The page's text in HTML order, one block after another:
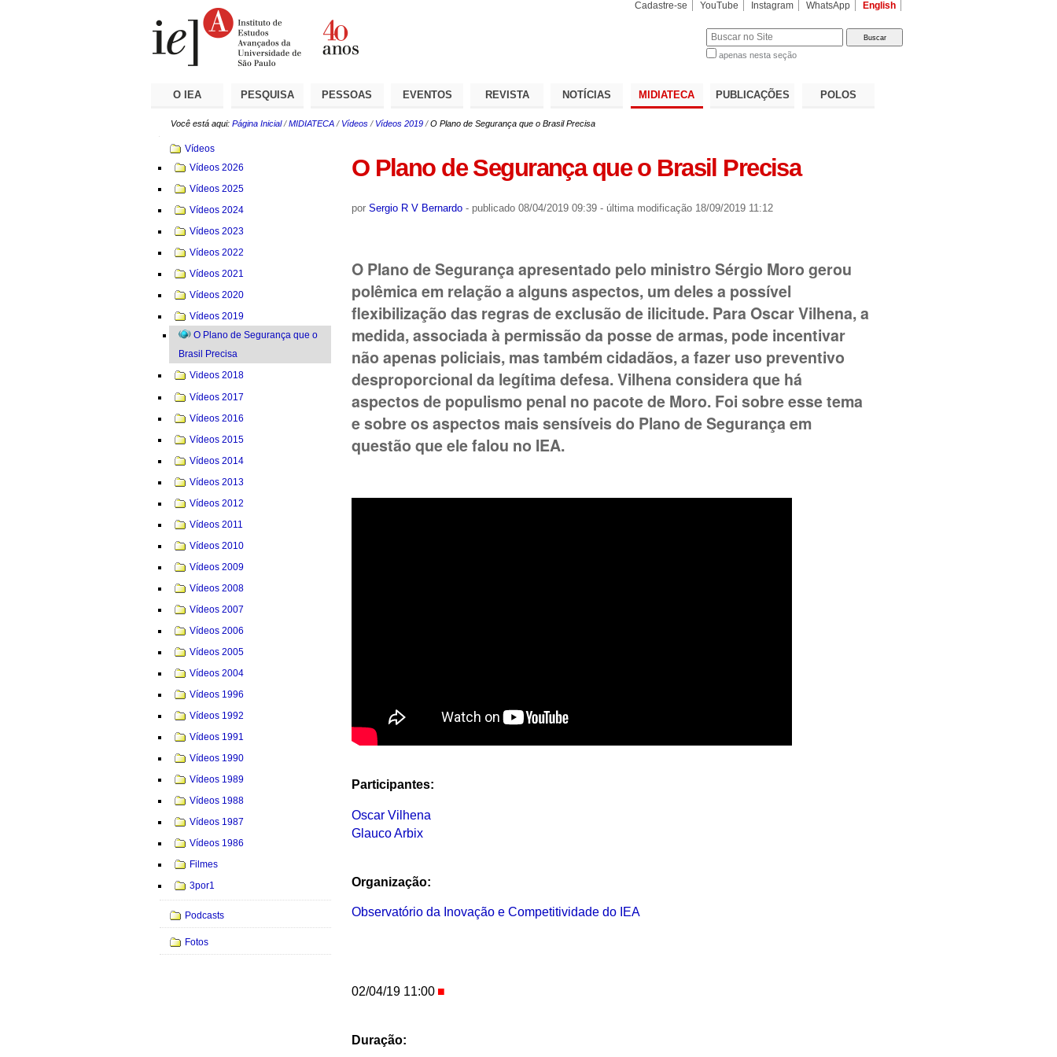
Cadastre-se YouTube Instagram WhatsApp English
apenas nesta seção
O IEA PESQUISA PESSOAS EVENTOS REVISTA NOTÍCIAS MIDIATECA PUBLICAÇÕES POLOS
Você está aqui: Página Inicial /MIDIATECA / Vídeos / Vídeos 2019 /O Plano de Segurança que o Brasil Precisa
O Plano de Segurança que o Brasil Precisa
por Sergio R V Bernardo - publicado08/04/2019 09:39 - última modificação18/09/2019 11:12
O Plano de Segurança apresentado pelo ministro Sérgio Moro gerou
polêmica em relação a alguns aspectos, um deles a possível
flexibilização das regras de exclusão de ilicitude. Para Oscar Vilhena, a
medida, associada à permissão da posse de armas, pode incentivar
não apenas policiais, mas também cidadãos, a fazer uso preventivo
desproporcional da legítima defesa. Vilhena considera que há
aspectos de populismo penal no pacote de Moro. Foi sobre esse tema
e sobre os aspectos mais sensíveis do Plano de Segurança em
questão que ele falou no IEA.
Participantes:
Oscar Vilhena
Glauco Arbix
Organização:
Observatório da Inovação e Competitividade do IEA
02/04/19 11:00
Duração:
Navegação
Vídeos
Vídeos 2026
Vídeos 2025
Vídeos 2024
Vídeos 2023
Vídeos 2022
Vídeos 2021
Vídeos 2020
Vídeos 2019
O Plano de Segurança que o
Brasil Precisa
Videos 2018
Vídeos 2017
Vídeos 2016
Vídeos 2015
Vídeos 2014
Vídeos 2013
Vídeos 2012
Vídeos 2011
Vídeos 2010
Vídeos 2009
Vídeos 2008
Vídeos 2007
Vídeos 2006
Vídeos 2005
Vídeos 2004
Vídeos 1996
Vídeos 1992
Vídeos 1991
Vídeos 1990
Vídeos 1989
Vídeos 1988
Vídeos 1987
Vídeos 1986
Filmes
3por1
Podcasts
Fotos